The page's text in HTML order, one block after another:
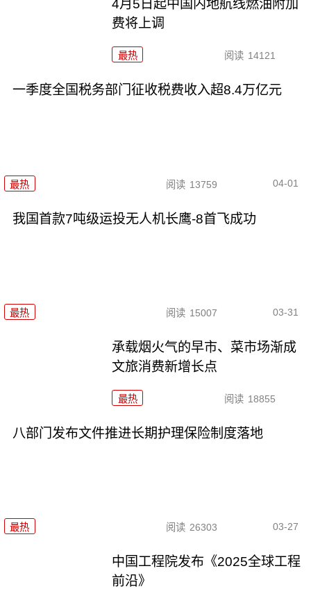
4月5日起中国内地航线燃油附加
费将上调
最热 阅读 14121
一季度全国税务部门征收税费收入超8.4万亿元
最热 阅读 13759 04-01
我国首款7吨级运投无人机长鹰-8首飞成功
最热 阅读 15007 03-31
承载烟火气的早市、菜市场渐成
文旅消费新增长点
最热 阅读 18855
八部门发布文件推进长期护理保险制度落地
最热 阅读 26303 03-27
中国工程院发布《2025全球工程
前沿》